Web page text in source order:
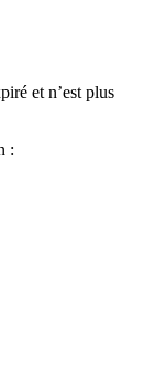
et n’est plus
: